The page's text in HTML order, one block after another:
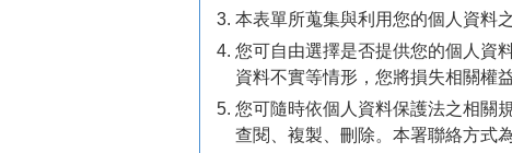
本表單所蒐集與利用您的個人資料
您可自由選擇是否提供您的個人資
資料不實等情形，您將損失相關權益
您可隨時依個人資料保護法之相關
查閱、複製、刪除。本署聯絡方式